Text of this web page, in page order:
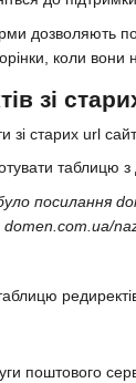
дозволяють
коли
зі
старих url
посилання
редиректів
поштового